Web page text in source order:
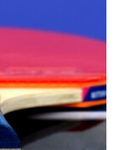
す。家庭用大人用の
金1.15-13調整です。
トを送ります。】